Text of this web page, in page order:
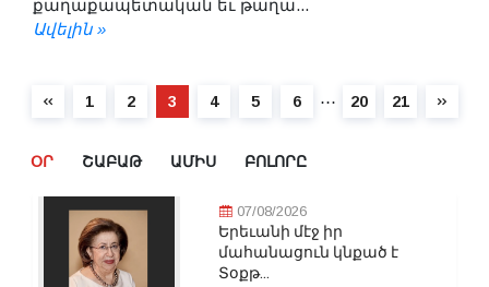
քաղաքապետական եւ թաղա...
Ավելին »
1 2 3 4 5 6 ⋯ 20 21
ՕՐ ՇԱԲԱԹ ԱՄԻՍ ԲՈԼՈՐԸ
07/08/2026
Երեւանի մէջ իր
մահանացուն կնքած է
Տօքթ...